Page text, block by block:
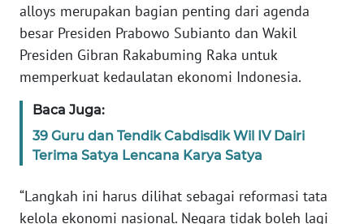
alloys merupakan bagian penting dari agenda
besar Presiden Prabowo Subianto dan Wakil
Presiden Gibran Rakabuming Raka untuk
memperkuat kedaulatan ekonomi Indonesia.
Baca Juga:
39 Guru dan Tendik Cabdisdik Wil IV Dairi
Terima Satya Lencana Karya Satya
“Langkah ini harus dilihat sebagai reformasi tata
kelola ekonomi nasional. Negara tidak boleh lagi
PEDOMAN
SIBER
REDAKSI
KARIR
Wahana